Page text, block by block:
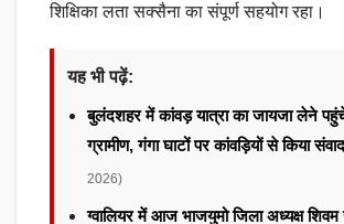
शिक्षिका लता सक्सैना का संपूर्ण सहयोग रहा।
यह भी पढ़ें:
बुलंदशहर में कांवड़ यात्रा का जायजा लेने
ग्रामीण, गंगा घाटों पर कांवड़ियों से किया
2026)
ग्वालियर में आज भाजयुमो जिला अध्यक्ष शिवम